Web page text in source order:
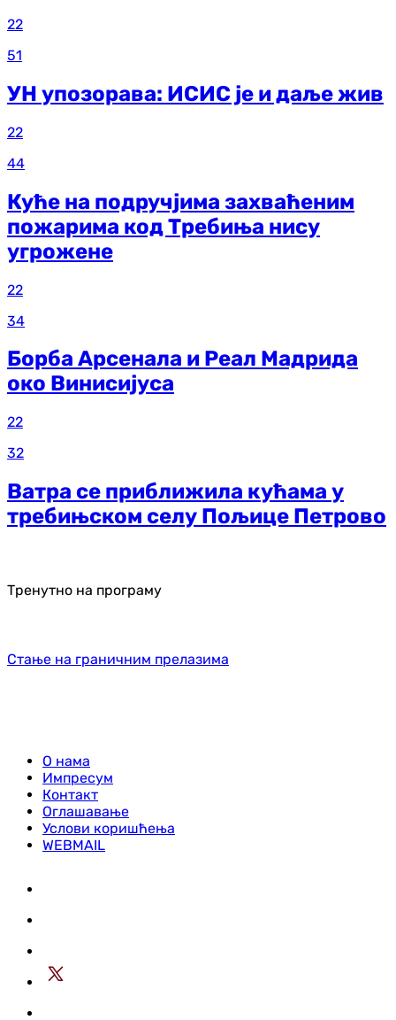
22
51
УН упозорава: ИСИС је и даље жив
22
44
Куће на подручјима захваћеним
пожарима код Требиња нису
угрожене
22
34
Борба Арсенала и Реал Мадрида
око Винисијуса
22
32
Ватра се приближила кућама у
требињском селу Пољице Петрово
Тренутно на програму
Стање на граничним прелазима
О нама
Импресум
Контакт
Оглашавање
Услови коришћења
WEBMAIL